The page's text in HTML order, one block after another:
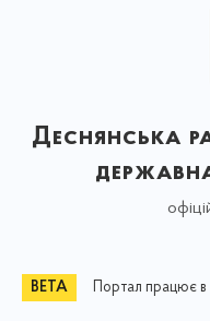
Деснянська
Портал працює